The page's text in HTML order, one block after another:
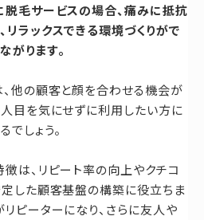
脱毛サービスの場合、痛みに抵抗
ラックスできる環境づくりがで
がります。
、他の顧客と顔を合わせる機会が
目を気にせずに利用したい方に
でしょう。
は、リピート率の向上やクチコ
定した顧客基盤の構築に役立ちま
ピーターになり、さらに友人や